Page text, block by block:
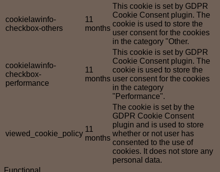
cookielawinfo-
checkbox-others
11
months
This cookie is set by GDPR
Cookie Consent plugin. The
cookie is used to store the
user consent for the cookies
in the category "Other.
cookielawinfo-
checkbox-
performance
11
months
This cookie is set by GDPR
Cookie Consent plugin. The
cookie is used to store the
user consent for the cookies
in the category
"Performance".
viewed_cookie_policy
11
months
The cookie is set by the
GDPR Cookie Consent
plugin and is used to store
whether or not user has
consented to the use of
cookies. It does not store any
personal data.
Functional